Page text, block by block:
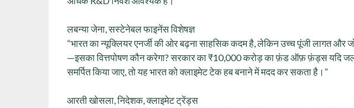
लबन्या जेना, सस्टेनेबल फाइनेंस विशेषज्ञ
“भारत का न्यूक्लियर एनर्जी की ओर बढ़ना साहसिक कदम है, लेकिन उच्च पूंजी लागत और
—इसका वित्तपोषण कौन करेगा? सरकार का ₹10,000 करोड़ का फ़ंड ऑफ़ फ़ंड्स यदि
समर्पित किया जाए, तो यह भारत को क्लाइमेट टेक हब बनाने में मदद कर सकता है।”
आरती खोसला, निदेशक, क्लाइमेट ट्रेंड्स